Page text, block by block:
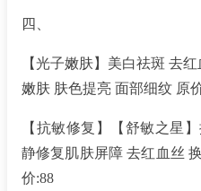
四、
【光子嫩肤】美白祛斑 去
嫩肤 肤色提亮 面部细纹 原
【抗敏修复】【舒敏之星
静修复肌肤屏障 去红血丝
价:88